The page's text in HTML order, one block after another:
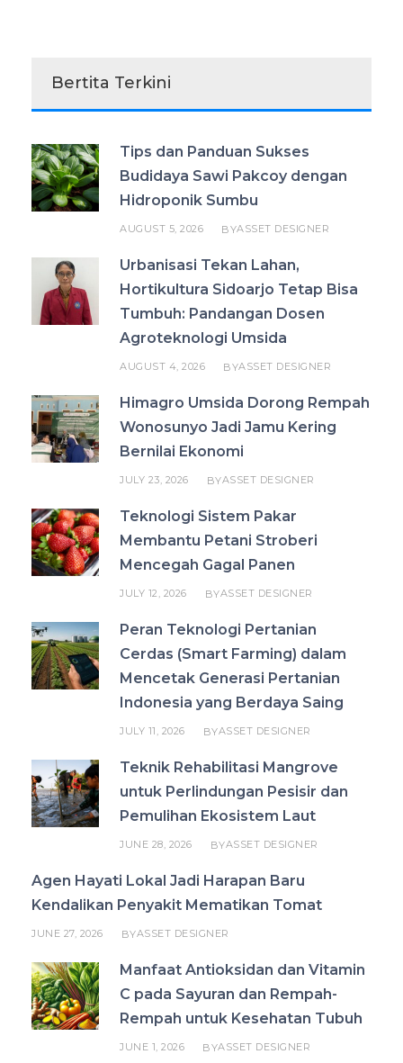
Bertita Terkini
Tips dan Panduan Sukses
Budidaya Sawi Pakcoy dengan
Hidroponik Sumbu
AUGUST 5, 2026 BYASSET DESIGNER
Urbanisasi Tekan Lahan,
Hortikultura Sidoarjo Tetap Bisa
Tumbuh: Pandangan Dosen
Agroteknologi Umsida
AUGUST 4, 2026 BYASSET DESIGNER
Himagro Umsida Dorong Rempah
Wonosunyo Jadi Jamu Kering
Bernilai Ekonomi
JULY 23, 2026 BYASSET DESIGNER
Teknologi Sistem Pakar
Membantu Petani Stroberi
Mencegah Gagal Panen
JULY 12, 2026 BYASSET DESIGNER
Peran Teknologi Pertanian
Cerdas (Smart Farming) dalam
Mencetak Generasi Pertanian
Indonesia yang Berdaya Saing
JULY 11, 2026 BYASSET DESIGNER
Teknik Rehabilitasi Mangrove
untuk Perlindungan Pesisir dan
Pemulihan Ekosistem Laut
JUNE 28, 2026 BYASSET DESIGNER
Agen Hayati Lokal Jadi Harapan Baru
Kendalikan Penyakit Mematikan Tomat
JUNE 27, 2026 BYASSET DESIGNER
Manfaat Antioksidan dan Vitamin
C pada Sayuran dan Rempah-
Rempah untuk Kesehatan Tubuh
JUNE 1, 2026 BYASSET DESIGNER